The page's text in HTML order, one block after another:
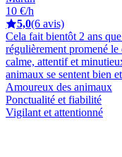
10 €/h
5,0(6 avis)
Cela fait bientôt 2 ans
régulièrement promené le
calme, attentif et
animaux se sentent bien
Amoureux des animaux
Ponctualité et fiabilité
Vigilant et attentionné